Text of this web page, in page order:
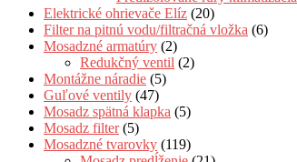
Elektrické ohrievače Elíz (20)
Filter na pitnú vodu/filtračná vložka (6)
Mosadzné armatúry (2)
Redukčný ventil (2)
Montážne náradie (5)
Guľové ventily (47)
Mosadz spätná klapka (5)
Mosadz filter (5)
Mosadzné tvarovky (119)